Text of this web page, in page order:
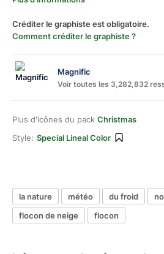
Créditer le graphiste est obligatoire.
Comment créditer le graphiste ?
Magnific
Voir toutes les 3,282,832
Plus d'icônes du pack Christmas
Style: Special Lineal Color
la nature météo du froid
flocon de neige
flocon